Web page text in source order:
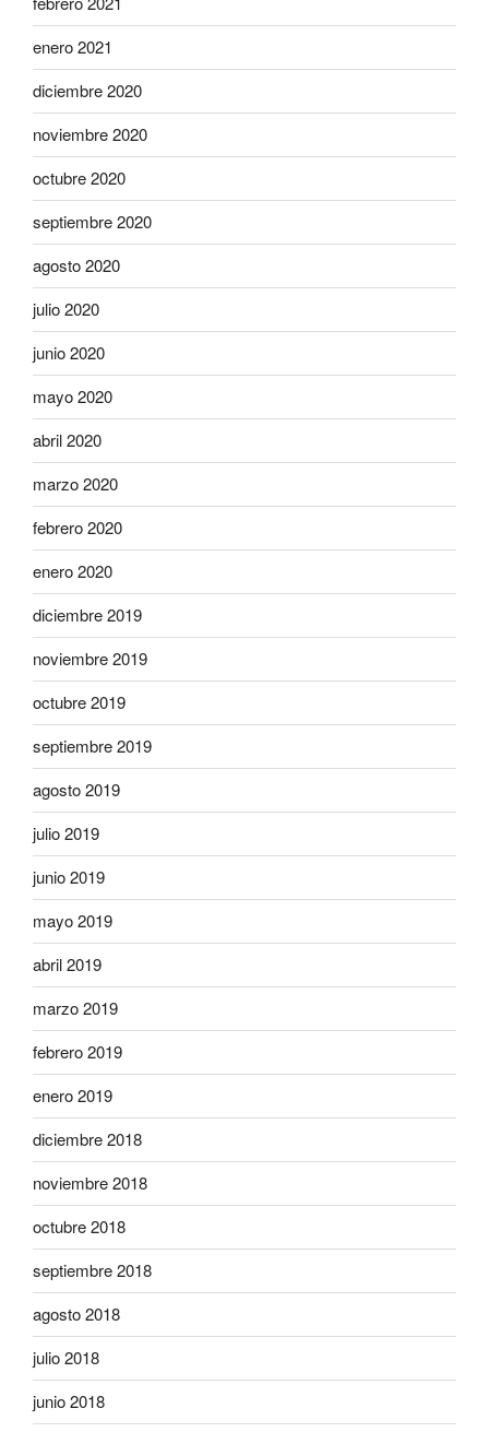
enero 2021
diciembre 2020
noviembre 2020
octubre 2020
septiembre 2020
agosto 2020
julio 2020
junio 2020
mayo 2020
abril 2020
marzo 2020
febrero 2020
enero 2020
diciembre 2019
noviembre 2019
octubre 2019
septiembre 2019
agosto 2019
julio 2019
junio 2019
mayo 2019
abril 2019
marzo 2019
febrero 2019
enero 2019
diciembre 2018
noviembre 2018
octubre 2018
septiembre 2018
agosto 2018
julio 2018
junio 2018